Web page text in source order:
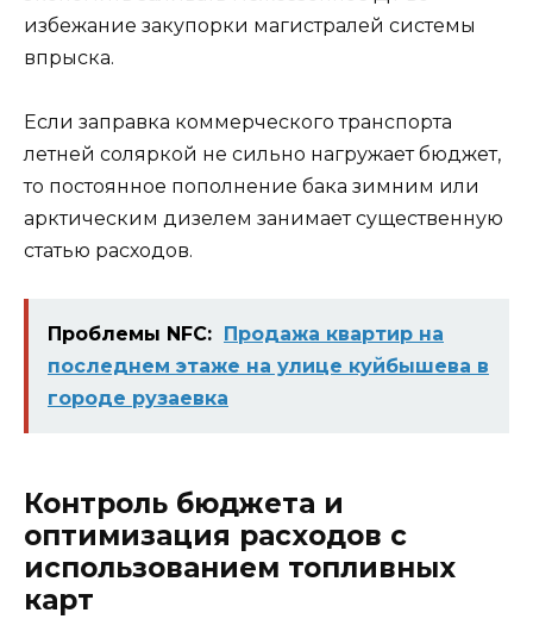
избежание закупорки магистралей системы
впрыска.
Если заправка коммерческого транспорта
летней соляркой не сильно нагружает бюджет,
то постоянное пополнение бака зимним или
арктическим дизелем занимает существенную
статью расходов.
Проблемы NFC:
Продажа квартир на
последнем этаже на улице куйбышева в
городе рузаевка
Контроль бюджета и
оптимизация расходов с
использованием топливных
карт